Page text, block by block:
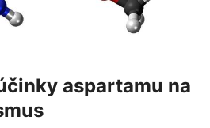
aspartamu na